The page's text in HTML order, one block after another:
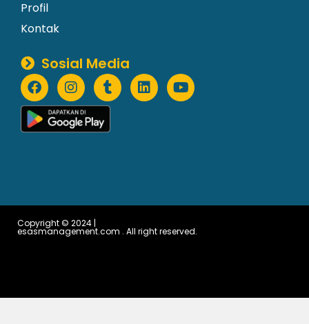
Profil
Kontak
Sosial Media
Copyright © 2024 |
esasmanagement.com . All right reserved.